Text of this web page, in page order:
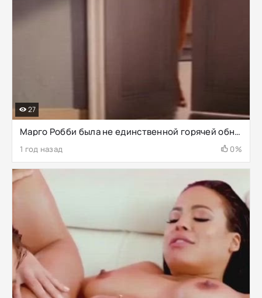
Марго Робби была не единственной горячей обнаженной блондинкой в ​​фильме «Волк с Уолл-стрит». Вот Катарина Кас в роли Шанталь. 2013 год
1 год назад 0%
27